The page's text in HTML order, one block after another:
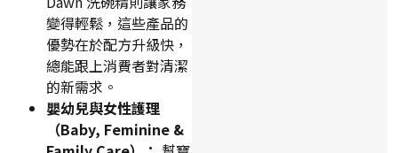
變得輕鬆，這些產品的
優勢在於配方升級快，
總能跟上消費者對清潔
的新需求。
嬰幼兒與女性護理
（Baby, Feminine &